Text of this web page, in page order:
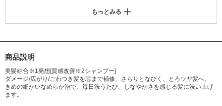
サルコシンNa、ココイル加水分解コラーゲンK、デシルグルコシド、ジマ
レイン酸プロピレンジアンモニウム、加水分解合成遺伝子組換(トリペプチ
ハク酸ジアンモニウム、グルコン酸ヒドロキシプロピルアンモニウム、ヒ
ラミドAP、セラミドNG、フィトスフィンゴシン、加水分解ケラチン(羊
毛)、ケラチンアミノ酸、ケラチン(羊毛)、酸化ケラチン(羊毛)、レブリン
酸、コハク酸、シスチン、グルタミン酸、アルギニン、ベタイン、PCA-N
もっとみる
商品説明
美髪結合※1発想[質感改善※2シャンプー]
ダメージ/広がり/ごわつき髪を芯まで補修、さらりとなびく、とろツヤ髪へ。
きめの細かいなめらか泡で、毎日洗うたび、しなやかさを感じる髪に洗い上げ
ます。